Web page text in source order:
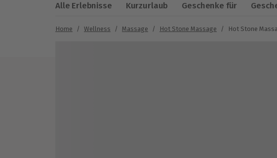
Alle Erlebnisse Kurzurlaub Geschenke für
Home / Wellness / Massage / Hot Stone Massage / Hot Stone